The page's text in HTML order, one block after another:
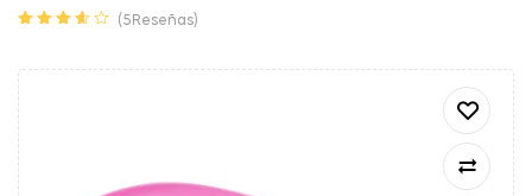
5
(5Reseñas)